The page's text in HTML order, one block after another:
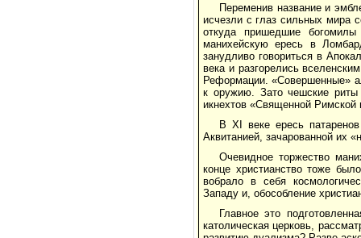
Переменив название и
исчезли с глаз сильных мира
откуда пришедшие
манихейскую epecь в
занудливо говориться в
века и разгорелись
Реформации. «Совершенные»
к оружию. Зато чешские
икнехтов «Священной Римской
В XI веке ересь
Аквитанией, зачарованной их
Очевидное торжество
конце христианство тоже
вобрало в себя
Западу и, обособление
Главное это
католическая церковь,